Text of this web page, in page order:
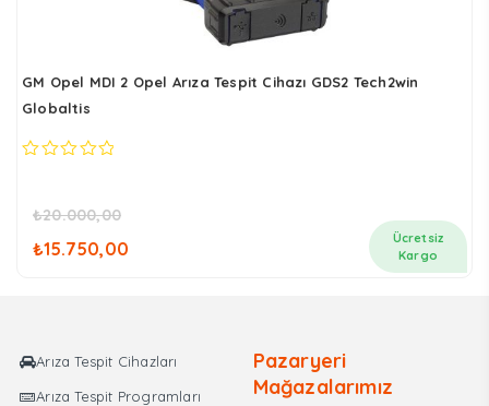
GM Opel MDI 2 Opel Arıza Tespit Cihazı GDS2 Tech2win
Globaltis
₺20.000,00
Orijinal
fiyat:
₺15.750,00
Ücretsiz
Kargo
Arıza Tespit Cihazları
Arıza Tespit Programları
Pazaryeri
Mağazalarımız